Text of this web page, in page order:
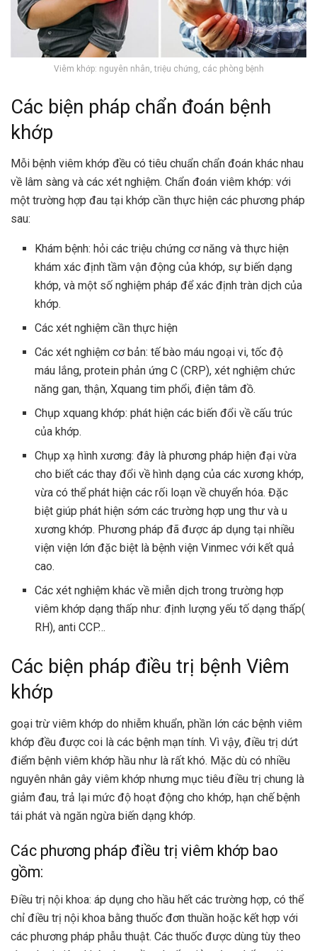
Viêm khớp: nguyên nhân, triệu chứng, các phòng bệnh
Các biện pháp chẩn đoán bệnh
khớp
Mỗi bệnh viêm khớp đều có tiêu chuẩn chẩn đoán khác nhau
về lâm sàng và các xét nghiệm. Chẩn đoán viêm khớp: với
một trường hợp đau tại khớp cần thực hiện các phương pháp
sau:
Khám bệnh: hỏi các triệu chứng cơ năng và thực hiện
khám xác định tầm vận động của khớp, sự biến dạng
khớp, và một số nghiệm pháp để xác định tràn dịch của
khớp.
Các xét nghiệm cần thực hiện
Các xét nghiệm cơ bản: tế bào máu ngoại vi, tốc độ
máu lắng, protein phản ứng C (CRP), xét nghiệm chức
năng gan, thận, Xquang tim phổi, điện tâm đồ.
Chụp xquang khớp: phát hiện các biến đổi về cấu trúc
của khớp.
Chụp xạ hình xương: đây là phương pháp hiện đại vừa
cho biết các thay đổi về hình dạng của các xương khớp,
vừa có thể phát hiện các rối loạn về chuyển hóa. Đặc
biệt giúp phát hiện sớm các trường hợp ung thư và u
xương khớp. Phương pháp đã được áp dụng tại nhiều
viện viện lớn đặc biệt là bệnh viện Vinmec với kết quả
cao.
Các xét nghiệm khác về miễn dịch trong trường hợp
viêm khớp dạng thấp như: định lượng yếu tố dạng thấp(
RH), anti CCP…
Các biện pháp điều trị bệnh Viêm
khớp
goại trừ viêm khớp do nhiễm khuẩn, phần lớn các bệnh viêm
khớp đều được coi là các bệnh mạn tính. Vì vậy, điều trị dứt
điểm bệnh viêm khớp hầu như là rất khó. Mặc dù có nhiều
nguyên nhân gây viêm khớp nhưng mục tiêu điều trị chung là
giảm đau, trả lại mức độ hoạt động cho khớp, hạn chế bệnh
tái phát và ngăn ngừa biến dạng khớp.
Các phương pháp điều trị viêm khớp bao
gồm:
Điều trị nội khoa: áp dụng cho hầu hết các trường hợp, có thể
chỉ điều trị nội khoa bằng thuốc đơn thuần hoặc kết hợp với
các phương pháp phẫu thuật. Các thuốc được dùng tùy theo